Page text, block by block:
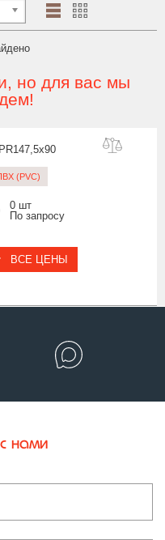
но для вас мы
90
(PVC)
0 шт
По запросу
ВСЕ ЦЕНЫ
нами